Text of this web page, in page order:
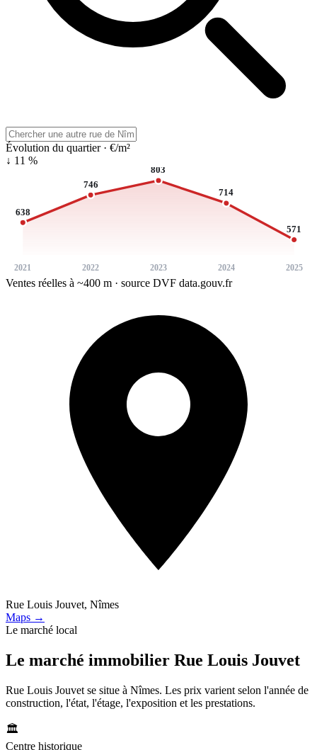
Évolution du quartier · €/m²
↓ 11 %
638
2021
746
2022
803
2023
714
2024
571
2025
Ventes réelles à ~400 m · source DVF data.gouv.fr
Rue Louis Jouvet, Nîmes
Maps →
Le marché local
Le marché immobilier Rue Louis Jouvet
Rue Louis Jouvet se situe à Nîmes. Les prix varient selon l'année de
construction, l'état, l'étage, l'exposition et les prestations.
🏛️
Centre historique